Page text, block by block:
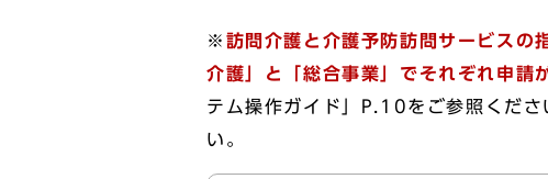
※ 訪問介護と介護予防訪問サービスの
介護」と「総合事業」でそれぞれ申請
テム操作ガイド」P.10をご参照くだ
い。